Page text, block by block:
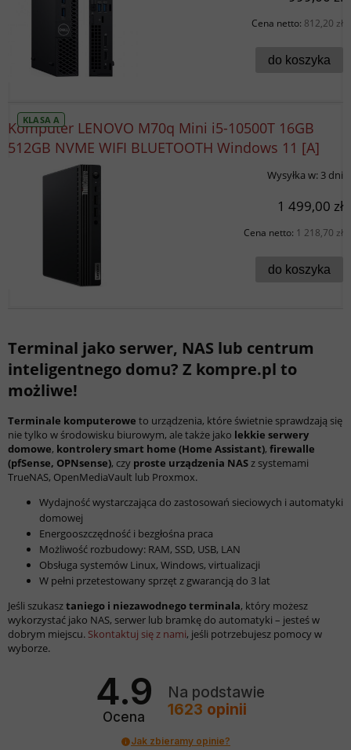
Cena netto: 812,20 zł
do koszyka
Komputer LENOVO M70q Mini i5-10500T 16GB
512GB NVME WIFI BLUETOOTH Windows 11 [A]
KLASA A
Wysyłka w: 3 dni
1 499,00 zł
Cena netto: 1 218,70 zł
do koszyka
Terminal jako serwer, NAS lub centrum
inteligentnego domu? Z kompre.pl to
możliwe!
Terminale komputerowe to urządzenia, które świetnie sprawdzają się
nie tylko w środowisku biurowym, ale także jako lekkie serwery
domowe, kontrolery smart home (Home Assistant), firewalle
(pfSense, OPNsense), czy proste urządzenia NASz systemami
TrueNAS, OpenMediaVault lub Proxmox.
Wydajność wystarczająca do zastosowań sieciowych i automatyki
domowej
Energooszczędność i bezgłośna praca
Możliwość rozbudowy: RAM, SSD, USB, LAN
Obsługa systemów Linux, Windows, virtualizacji
W pełni przetestowany sprzęt z gwarancją do 3 lat
Jeśli szukasztaniego i niezawodnego terminala, który możesz
wykorzystać jako NAS, serwer lub bramkę do automatyki – jesteś w
dobrym miejscu. Skontaktuj się z nami, jeśli potrzebujesz pomocy w
wyborze.
4.9
Ocena
Na podstawie
1623 opinii
Jak zbieramy opinie?